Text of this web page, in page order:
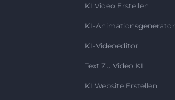
KI Video Erstellen
KI-Animationsgenerator
KI-Videoeditor
Text Zu Video KI
KI Website Erstellen